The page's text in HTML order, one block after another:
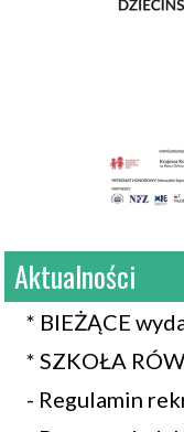
Aktualności
* BIEŻĄCE
* SZKOŁA
- Regulamin